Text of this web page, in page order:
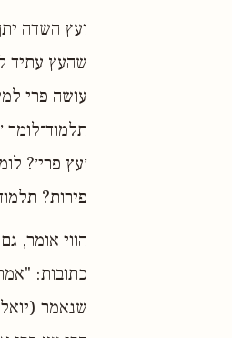
ועץ השדה
שהעץ עתיד
עושה פרי
׳עץ פרי׳?
פירות?
הווי אומר,
כתובות:
שנאמר (יואל